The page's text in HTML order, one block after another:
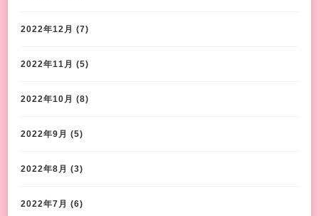
2022年12月 (7)
2022年11月 (5)
2022年10月 (8)
2022年9月 (5)
2022年8月 (3)
2022年7月 (6)